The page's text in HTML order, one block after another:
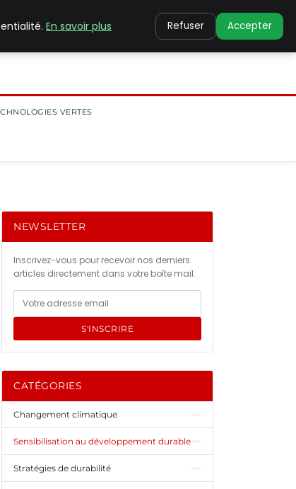
VERTES
NEWSLETTER
Inscrivez-vous pour recevoir nos derniers
articles directement dans votre boîte mail.
S'INSCRIRE
CATÉGORIES
Changement climatique
Sensibilisation au développement durable
Stratégies de durabilité
En savoir plus Refuser Accepter